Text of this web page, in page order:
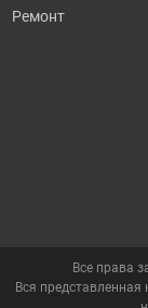
Ремонт
Все права
Вся